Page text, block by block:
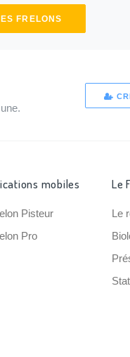
FRELONS
mobiles
Pisteur
Pro
Le
Le